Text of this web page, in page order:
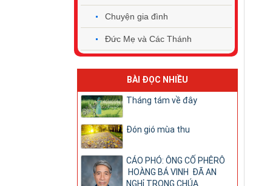
Chuyện gia đình
Đức Mẹ và Các Thánh
BÀI ĐỌC NHIỀU
Tháng tám về đây
Đón gió mùa thu
CÁO PHÓ: ÔNG CỐ PHÊRÔ
HOÀNG BÁ VINH ĐÃ AN
NGHỉ TRONG CHÚA